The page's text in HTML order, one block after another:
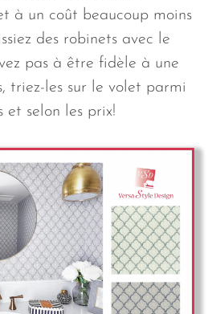
à un coût beaucoup moins
des robinets avec le
pas à être fidèle à une
triez-les sur le volet parmi
et selon les prix!